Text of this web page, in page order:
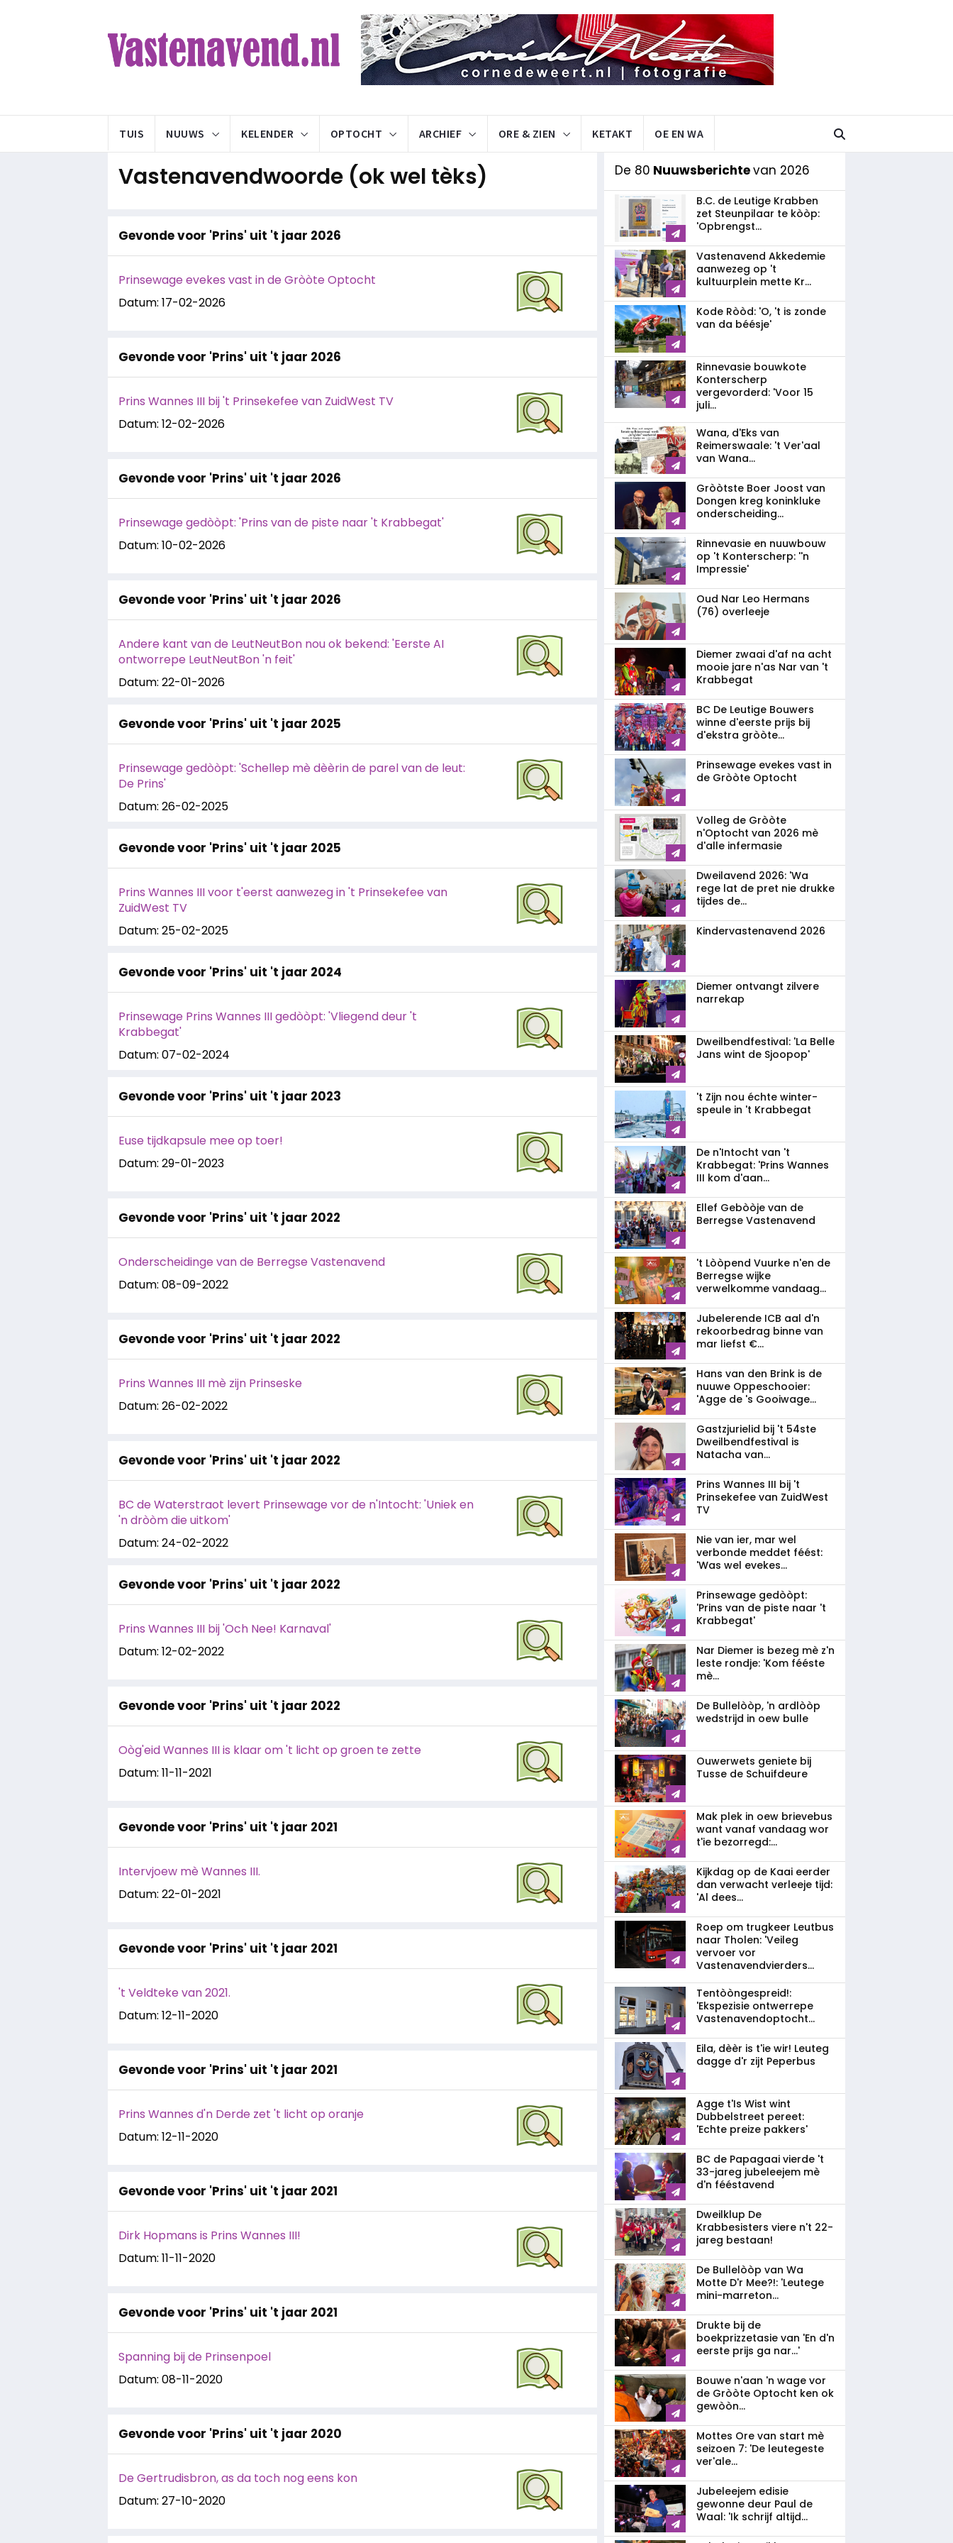
TUIS NUUWS KELENDER OPTOCHT ARCHIEF ORE & ZIEN KETAKT OE EN WA
Vastenavendwoorde (ok wel tèks)
Gevonde voor 'Prins' uit 't jaar 2026
Prinsewage evekes vast in de Gròòte Optocht
Datum: 17-02-2026
Gevonde voor 'Prins' uit 't jaar 2026
Prins Wannes III bij 't Prinsekefee van ZuidWest TV
Datum: 12-02-2026
Gevonde voor 'Prins' uit 't jaar 2026
Prinsewage gedòòpt: 'Prins van de piste naar 't Krabbegat'
Datum: 10-02-2026
Gevonde voor 'Prins' uit 't jaar 2026
Andere kant van de LeutNeutBon nou ok bekend: 'Eerste AI
ontworrepe LeutNeutBon 'n feit'
Datum: 22-01-2026
Gevonde voor 'Prins' uit 't jaar 2025
Prinsewage gedòòpt: 'Schellep mè dèèrin de parel van de leut:
De Prins'
Datum: 26-02-2025
Gevonde voor 'Prins' uit 't jaar 2025
Prins Wannes III voor t'eerst aanwezeg in 't Prinsekefee van
ZuidWest TV
Datum: 25-02-2025
Gevonde voor 'Prins' uit 't jaar 2024
Prinsewage Prins Wannes III gedòòpt: 'Vliegend deur 't
Krabbegat'
Datum: 07-02-2024
Gevonde voor 'Prins' uit 't jaar 2023
Euse tijdkapsule mee op toer!
Datum: 29-01-2023
Gevonde voor 'Prins' uit 't jaar 2022
Onderscheidinge van de Berregse Vastenavend
Datum: 08-09-2022
Gevonde voor 'Prins' uit 't jaar 2022
Prins Wannes III mè zijn Prinseske
Datum: 26-02-2022
Gevonde voor 'Prins' uit 't jaar 2022
BC de Waterstraot levert Prinsewage vor de n'Intocht: 'Uniek en
'n dròòm die uitkom'
Datum: 24-02-2022
Gevonde voor 'Prins' uit 't jaar 2022
Prins Wannes III bij 'Och Nee! Karnaval'
Datum: 12-02-2022
Gevonde voor 'Prins' uit 't jaar 2022
Oòg'eid Wannes III is klaar om 't licht op groen te zette
Datum: 11-11-2021
Gevonde voor 'Prins' uit 't jaar 2021
Intervjoew mè Wannes III.
Datum: 22-01-2021
Gevonde voor 'Prins' uit 't jaar 2021
't Veldteke van 2021.
Datum: 12-11-2020
Gevonde voor 'Prins' uit 't jaar 2021
Prins Wannes d'n Derde zet 't licht op oranje
Datum: 12-11-2020
Gevonde voor 'Prins' uit 't jaar 2021
Dirk Hopmans is Prins Wannes III!
Datum: 11-11-2020
Gevonde voor 'Prins' uit 't jaar 2021
Spanning bij de Prinsenpoel
Datum: 08-11-2020
Gevonde voor 'Prins' uit 't jaar 2020
De Gertrudisbron, as da toch nog eens kon
Datum: 27-10-2020
De 80 Nuuwsberichtevan 2026
B.C. de Leutige Krabben
zet Steunpilaar te kòòp:
'Opbrengst...
Vastenavend Akkedemie
aanwezeg op 't
kultuurplein mette Kr...
Kode Ròòd: 'O, 't is zonde
van da béésje'
Rinnevasie bouwkote
Konterscherp
vergevorderd: 'Voor 15
juli...
Wana, d'Eks van
Reimerswaale: 't Ver'aal
van Wana...
Gròòtste Boer Joost van
Dongen kreg koninkluke
onderscheiding...
Rinnevasie en nuuwbouw
op 't Konterscherp: ''n
Impressie'
Oud Nar Leo Hermans
(76) overleeje
Diemer zwaai d'af na acht
mooie jare n'as Nar van 't
Krabbegat
BC De Leutige Bouwers
winne d'eerste prijs bij
d'ekstra gròòte...
Prinsewage evekes vast in
de Gròòte Optocht
Volleg de Gròòte
n'Optocht van 2026 mè
d'alle infermasie
Dweilavend 2026: 'Wa
rege lat de pret nie drukke
tijdes de...
Kindervastenavend 2026
Diemer ontvangt zilvere
narrekap
Dweilbendfestival: 'La Belle
Jans wint de Sjoopop'
't Zijn nou échte winter-
speule in 't Krabbegat
De n'Intocht van 't
Krabbegat: 'Prins Wannes
III kom d'aan...
Ellef Gebòòje van de
Berregse Vastenavend
't Lòòpend Vuurke n'en de
Berregse wijke
verwelkomme vandaag...
Jubelerende ICB aal d'n
rekoorbedrag binne van
mar liefst €...
Hans van den Brink is de
nuuwe Oppeschooier:
'Agge de 's Gooiwage...
Gastzjurielid bij 't 54ste
Dweilbendfestival is
Natacha van...
Prins Wannes III bij 't
Prinsekefee van ZuidWest
TV
Nie van ier, mar wel
verbonde meddet féést:
'Was wel evekes...
Prinsewage gedòòpt:
'Prins van de piste naar 't
Krabbegat'
Nar Diemer is bezeg mè z'n
leste rondje: 'Kom fééste
mè...
De Bullelòòp, 'n ardlòòp
wedstrijd in oew bulle
Ouwerwets geniete bij
Tusse de Schuifdeure
Mak plek in oew brievebus
want vanaf vandaag wor
t'ie bezorregd:...
Kijkdag op de Kaai eerder
dan verwacht verleeje tijd:
'Al dees...
Roep om trugkeer Leutbus
naar Tholen: 'Veileg
vervoer vor
Vastenavendvierders...
Tentòòngespreid!:
'Ekspezisie ontwerrepe
Vastenavendoptocht...
Eila, dèèr is t'ie wir! Leuteg
dagge d'r zijt Peperbus
Agge t'Is Wist wint
Dubbelstreet pereet:
'Echte preize pakkers'
BC de Papagaai vierde 't
33-jareg jubeleejem mè
d'n fééstavend
Dweilklup De
Krabbesisters viere n't 22-
jareg bestaan!
De Bullelòòp van Wa
Motte D'r Mee?!: 'Leutege
mini-marreton...
Drukte bij de
boekprizzetasie van 'En d'n
eerste prijs ga nar...'
Bouwe n'aan 'n wage vor
de Gròòte Optocht ken ok
gewòòn...
Mottes Ore van start mè
seizoen 7: 'De leutegeste
ver'ale...
Jubeleejem edisie
gewonne deur Paul de
Waal: 'Ik schrijf altijd...